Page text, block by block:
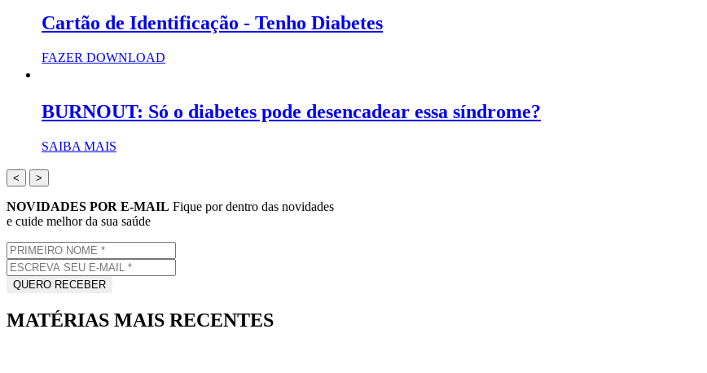
Cartão de Identificação - Tenho Diabetes
FAZER DOWNLOAD
BURNOUT: Só o diabetes pode desencadear essa síndrome?
SAIBA MAIS
< >
NOVIDADES POR E-MAIL Fique por dentro das novidades
e cuide melhor da sua saúde
MATÉRIAS MAIS RECENTES